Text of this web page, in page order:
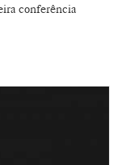
conferência